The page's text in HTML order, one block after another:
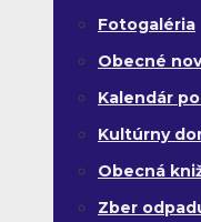
Fotogaléria
Obecné
Kalendár
Kultúrny
Obecná
Zber